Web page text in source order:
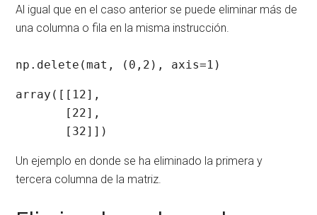
Al igual que en el caso anterior se puede eliminar más de
una columna o fila en la misma instrucción.
np.delete(mat, (0,2), axis=1)
array([[12],
Un ejemplo en donde se ha eliminado la primera y
tercera columna de la matriz.